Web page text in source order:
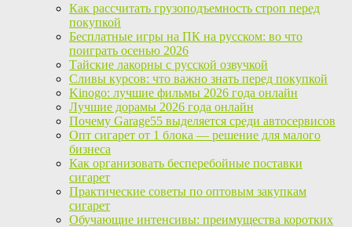
Как рассчитать грузоподъемность строп перед
покупкой
Бесплатные игры на ПК на русском: во что
поиграть осенью 2026
Тайские лакорны с русской озвучкой
Сливы курсов: что важно знать перед покупкой
Kinogo: лучшие фильмы 2026 года онлайн
Лучшие дорамы 2026 года онлайн
Почему Garage55 выделяется среди автосервисов
Опт сигарет от 1 блока — решение для малого
бизнеса
Как организовать бесперебойные поставки
сигарет
Практические советы по оптовым закупкам
сигарет
Обучающие интенсивы: преимущества коротких